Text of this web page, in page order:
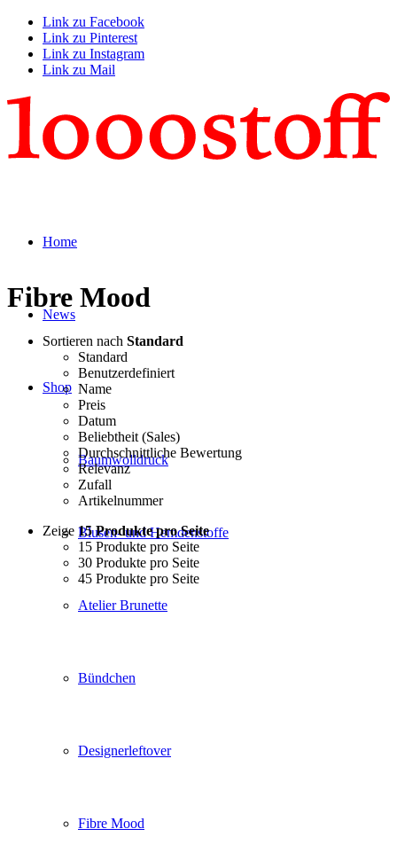
Link zu Facebook
Link zu Pinterest
Link zu Instagram
Link zu Mail
Home
News
Shop
Baumwolldruck
Blusen- und Hemdenstoffe
Atelier Brunette
Bündchen
Designerleftover
Fibre Mood
Fibre Mood
Sortieren nach Standard
Standard
Benutzerdefiniert
Name
Preis
Datum
Beliebtheit (Sales)
Durchschnittliche Bewertung
Relevanz
Zufall
Artikelnummer
Zeige 15 Produkte pro Seite
15 Produkte pro Seite
30 Produkte pro Seite
45 Produkte pro Seite